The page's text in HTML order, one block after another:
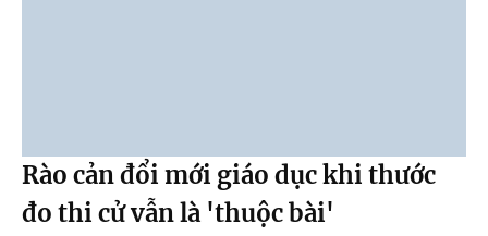
Rào cản đổi mới giáo dục khi thước
đo thi cử vẫn là 'thuộc bài'